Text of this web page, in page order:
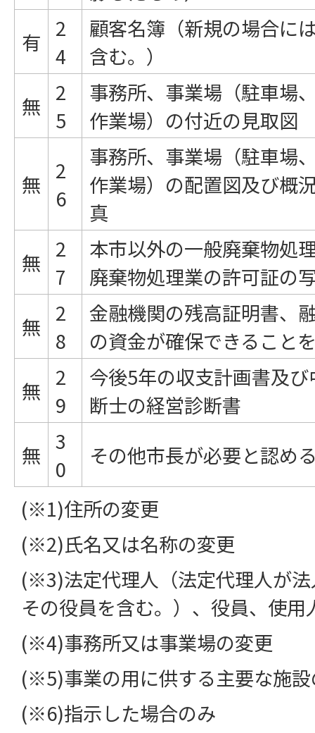
有 2
4
顧客名簿（新規の場合に
含む。）
無 2
5
事務所、事業場（駐車場
作業場）の付近の見取図
無 2
6
事務所、事業場（駐車場
作業場）の配置図及び概
真
無 2
7
本市以外の一般廃棄物処
廃棄物処理業の許可証の
無 2
8
金融機関の残高証明書、
の資金が確保できること
無 2
9
今後5年の収支計画書及
断士の経営診断書
無 3
0
その他市長が必要と認め
(※1)住所の変更
(※2)氏名又は名称の変更
(※3)法定代理人（法定代理人が
その役員を含む。）、役員、使
(※4)事務所又は事業場の変更
(※5)事業の用に供する主要な施
(※6)指示した場合のみ